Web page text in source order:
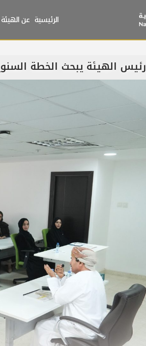
الرئيسية عن الهيئة
رئيس الهيئة يبحث الخطة